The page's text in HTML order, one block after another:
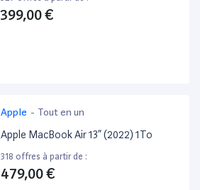
399,00 €
Apple - Tout en un
Apple MacBook Air 13” (2022) 1To
318 offres à partir de :
479,00 €